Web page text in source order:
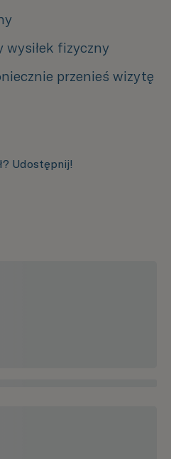
wysiłek fizyczny
przenieś wizytę
Udostępnij!